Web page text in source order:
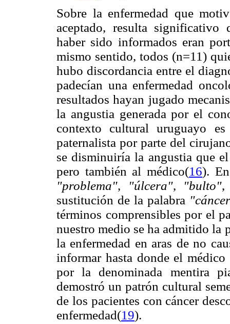
Sobre la enfermedad que
aceptado, resulta significativo
haber sido informados eran
mismo sentido, todos (n=11)
hubo discordancia entre el
padecían una enfermedad
resultados hayan jugado
la angustia generada por el
contexto cultural uruguayo
paternalista por parte del
se disminuiría la angustia que
pero también al médico(16).
"problema", "úlcera", "bulto"
sustitución de la palabra
términos comprensibles por el
nuestro medio se ha admitido la
la enfermedad en aras de no
informar hasta donde el
por la denominada mentira
demostró un patrón cultural
de los pacientes con cáncer
enfermedad(19).